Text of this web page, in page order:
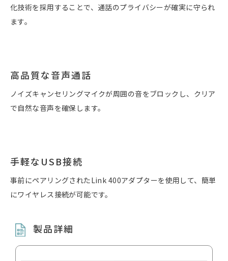
化技術を採用することで、通話のプライバシーが確実に守られ
ます。
高品質な音声通話
ノイズキャンセリングマイクが周囲の音をブロックし、クリア
で自然な音声を確保します。
手軽なUSB接続
事前にペアリングされたLink 400アダプターを使用して、簡単
にワイヤレス接続が可能です。
製品詳細